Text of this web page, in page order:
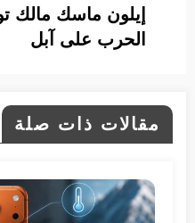
إيلون ماسك مالك
الحرب على آبل
مقالات ذات صلة